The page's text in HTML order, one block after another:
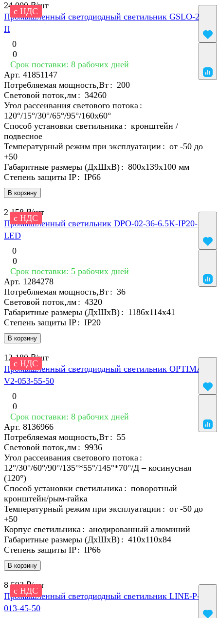
с НДС
24 000 ₽/шт
Промышленный светодиодный светильник GSLO-200
П
0
0
Срок поставки: 8 рабочих дней
Арт. 41851147
В корзину
Потребляемая мощность,Вт : 200
Световой поток,лм : 34260
Угол рассеивания светового потока :
120°/15°/30°/65°/95°/160х60°
Способ установки светильника : кронштейн /
подвесное
Температурный режим при эксплуатации : от -50 до
+50
Габаритные размеры (ДхШхВ) : 800х139х100 мм
Степень защиты IP : IP66
с НДС
2 158 ₽/шт
Промышленный светильник DPO-02-36-6.5K-IP20-
LED
0
0
Срок поставки: 5 рабочих дней
Арт. 1284278
В корзину
Потребляемая мощность,Вт : 36
Световой поток,лм : 4320
Габаритные размеры (ДхШхВ) : 1186х114х41
Степень защиты IP : IP20
с НДС
12 180 ₽/шт
Промышленный светодиодный светильник OPTIMA-P-
V2-053-55-50
0
0
Срок поставки: 8 рабочих дней
Арт. 8136966
В корзину
Потребляемая мощность,Вт : 55
Световой поток,лм : 9936
Угол рассеивания светового потока :
12°/30°/60°/90°/135°*55°/145°*70°/Д – косинусная
(120°)
Способ установки светильника : поворотный
кронштейн/рым-гайка
Температурный режим при эксплуатации : от -50 до
+50
Корпус светильника : анодированный алюминий
Габаритные размеры (ДхШхВ) : 410х110х84
Степень защиты IP : IP66
с НДС
8 593 ₽/шт
Промышленный светодиодный светильник LINE-P-R-
013-45-50